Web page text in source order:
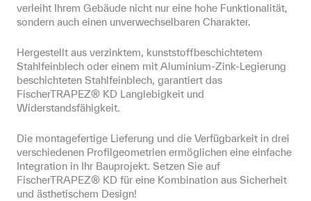
verleiht Ihrem Gebäude nicht nur eine hohe Funktionalität,
sondern auch einen unverwechselbaren Charakter.
Hergestellt aus verzinktem, kunststoffbeschichtetem
Stahlfeinblech oder einem mit Aluminium-Zink-Legierung
beschichteten Stahlfeinblech, garantiert das
FischerTRAPEZ® KD Langlebigkeit und
Widerstandsfähigkeit.
Die montagefertige Lieferung und die Verfügbarkeit in drei
verschiedenen Profilgeometrien ermöglichen eine einfache
Integration in Ihr Bauprojekt. Setzen Sie auf
FischerTRAPEZ® KD für eine Kombination aus Sicherheit
und ästhetischem Design!